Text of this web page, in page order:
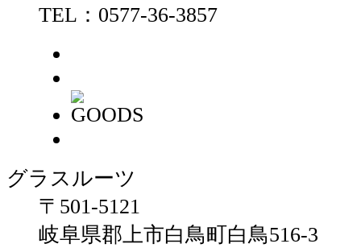
TEL：0577-36-3857
グラスルーツ
〒501-5121
岐阜県郡上市白鳥町白鳥516-3